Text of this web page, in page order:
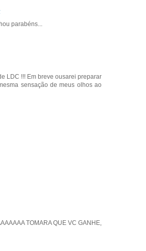
parabéns...
LDC !!! Em breve ousarei preparar
sensação de meus olhos ao
TOMARA QUE VC GANHE,